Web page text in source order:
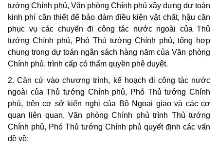
tướng Chính phủ, Văn phòng Chính phủ xây dựng dự toán
kinh phí cần thiết để bảo đảm điều kiện vật chất, hậu cần
phục vụ các chuyến đi công tác nước ngoài của Thủ
tướng Chính phủ, Phó Thủ tướng Chính phủ, tổng hợp
chung trong dự toán ngân sách hàng năm của Văn phòng
Chính phủ, trình cấp có thẩm quyền phê duyệt.
2. Căn cứ vào chương trình, kế hoạch đi công tác nước
ngoài của Thủ tướng Chính phủ, Phó Thủ tướng Chính
phủ, trên cơ sở kiến nghị của Bộ Ngoại giao và các cơ
quan liên quan, Văn phòng Chính phủ trình Thủ tướng
Chính phủ, Phó Thủ tướng Chính phủ quyết định các vấn
đề về: